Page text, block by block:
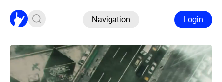
Navigation Login